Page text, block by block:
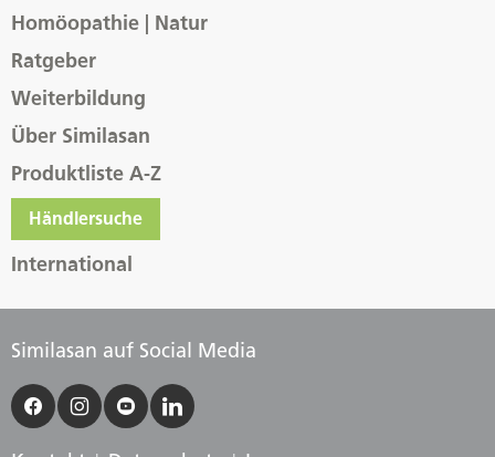
Homöopathie | Natur
Ratgeber
Weiterbildung
Über Similasan
Produktliste A-Z
Händlersuche
International
Similasan auf Social Media